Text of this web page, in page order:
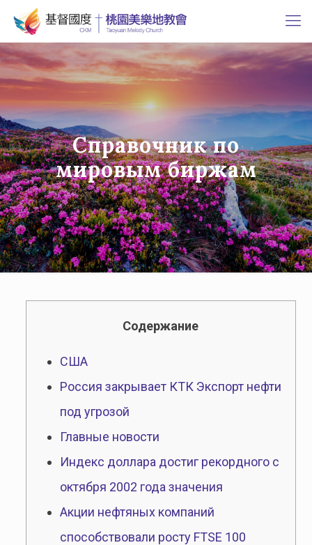
Справочник по
мировым биржам
Cодержание
США
Россия закрывает КТК Экспорт нефти
под угрозой
Главные новости
Индекс доллара достиг рекордного с
октября 2002 года значения
Акции нефтяных компаний
способствовали росту FTSE 100